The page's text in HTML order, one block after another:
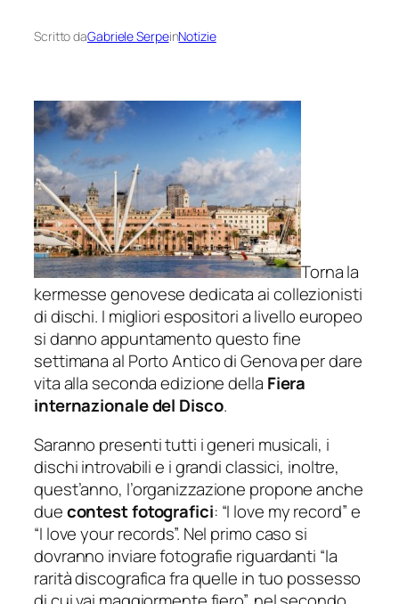
Scritto daGabriele SerpeinNotizie
Torna la
kermesse genovese dedicata ai collezionisti
di dischi. I migliori espositori a livello europeo
si danno appuntamento questo fine
settimana al Porto Antico di Genova per dare
vita alla seconda edizione della Fiera
internazionale del Disco.
Saranno presenti tutti i generi musicali, i
dischi introvabili e i grandi classici, inoltre,
quest’anno, l’organizzazione propone anche
duecontest fotografici: “I love my record” e
“I love your records”. Nel primo caso si
dovranno inviare fotografie riguardanti “la
rarità discografica fra quelle in tuo possesso